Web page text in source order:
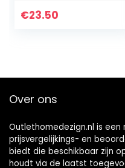
Smeedblad Vogel
€23.50
Over ons
Outlethomedezign.nl is
prijsvergelijkings- en
biedt die beschikbaar zijn
houdt via de laatst